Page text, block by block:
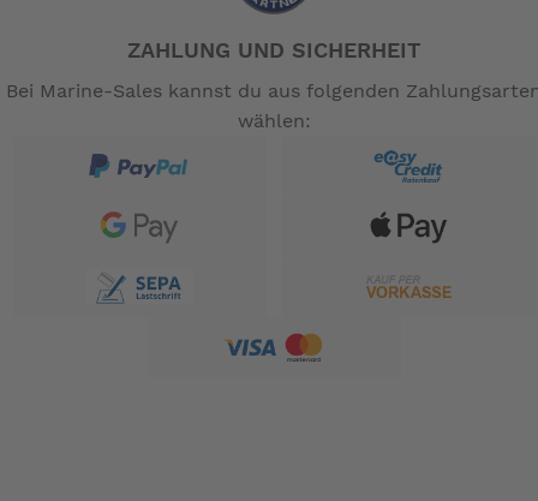
ZAHLUNG UND SICHERHEIT
Bei Marine-Sales kannst du aus folgenden
wählen: